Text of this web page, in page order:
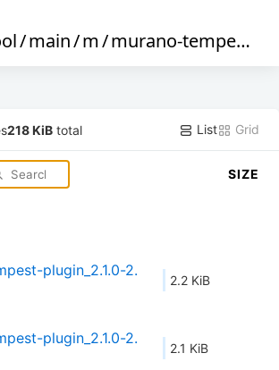
/main/m/murano-tempest-plugin
218 KiB total List Grid
SIZE
plugin_2.1.0-2.
2.2 KiB
plugin_2.1.0-2.
2.1 KiB